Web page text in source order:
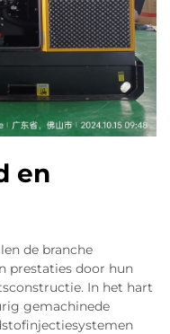
en
de branche
prestaties door hun
In het hart
gemachinede